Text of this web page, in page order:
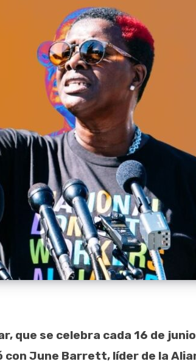
que se celebra cada 16 de
con June Barrett, líder de la